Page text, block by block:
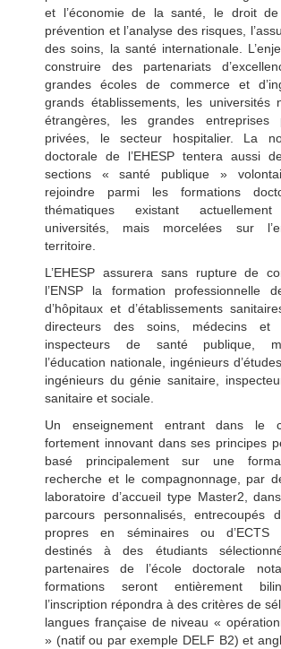
et l’économie de la santé, le droit
prévention et l’analyse des risques,
des soins, la santé internationale.
construire des partenariats
grandes écoles de commerce et
grands établissements, les universités
étrangères, les grandes entreprises
privées, le secteur hospitalier. La
doctorale de l’EHESP tentera aussi
sections « santé publique »
rejoindre parmi les formations
thématiques existant
universités, mais morcelées sur
territoire.
L’EHESP assurera sans rupture de
l’ENSP la formation professionnelle
d’hôpitaux et d’établissements
directeurs des soins, médecins et
inspecteurs de santé publique,
l’éducation nationale, ingénieurs
ingénieurs du génie sanitaire,
sanitaire et sociale.
Un enseignement entrant dans le
fortement innovant dans ses principes
basé principalement sur une
recherche et le compagnonnage, par
laboratoire d’accueil type Master2,
parcours personnalisés, entrecoupés
propres en séminaires ou d’ECTS
destinés à des étudiants
partenaires de l’école doctorale
formations seront entièrement
l’inscription répondra à des critères de
langues française de niveau «
» (natif ou par exemple DELF B2) et